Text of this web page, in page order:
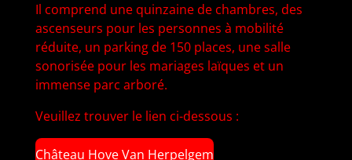
Il comprend une quinzaine de chambres, des
ascenseurs pour les personnes à mobilité
réduite, un parking de 150 places, une salle
sonorisée pour les mariages laïques et un
immense parc arboré.
Veuillez trouver le lien ci-dessous :
Château Hove Van Herpelgem